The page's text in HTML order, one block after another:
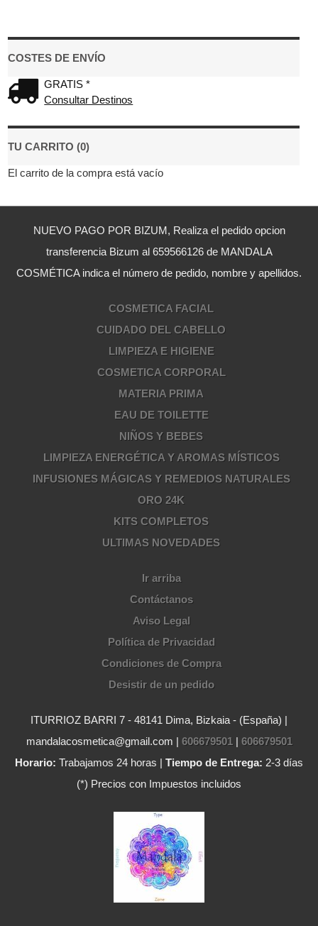
COSTES DE ENVÍO
GRATIS *
Consultar Destinos
TU CARRITO (0)
El carrito de la compra está vacío
NUEVO PAGO POR BIZUM, Realiza el pedido opcion
transferencia Bizum al 659566126 de MANDALA
COSMÉTICA indica el número de pedido, nombre y apellidos.
COSMETICA FACIAL
CUIDADO DEL CABELLO
LIMPIEZA E HIGIENE
COSMETICA CORPORAL
MATERIA PRIMA
EAU DE TOILETTE
NIÑOS Y BEBES
LIMPIEZA ENERGÉTICA Y AROMAS MÍSTICOS
INFUSIONES MÁGICAS Y REMEDIOS NATURALES
ORO 24K
KITS COMPLETOS
ULTIMAS NOVEDADES
Ir arriba
Contáctanos
Aviso Legal
Política de Privacidad
Condiciones de Compra
Desistir de un pedido
ITURRIOZ BARRI 7 - 48141 Dima, Bizkaia - (España) |
mandalacosmetica@gmail.com | 606679501| 606679501
Horario: Trabajamos 24 horas | Tiempo de Entrega: 2-3 días
(*) Precios con Impuestos incluidos